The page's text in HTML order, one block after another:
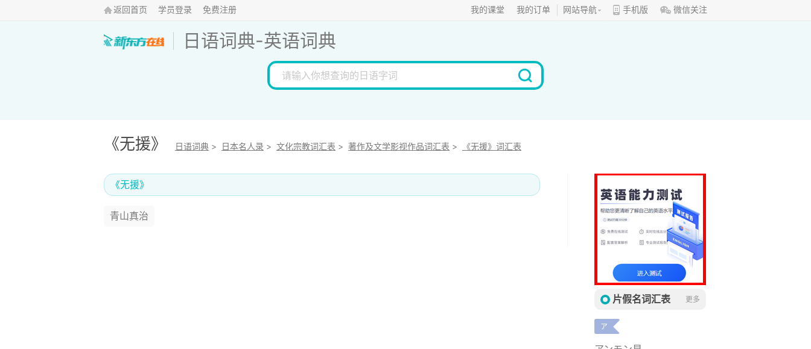
返回首页 学员登录 免费注册 我的课堂 我的订单 网站导航 手机版 微信关注
日语词典-英语词典
《无援》 日语词典 > 日本名人录 > 文化宗教词汇表 > 著作及文学影视作品词汇表 > 《无援》词汇表
《无援》
青山真治
片假名词汇表 更多
ア